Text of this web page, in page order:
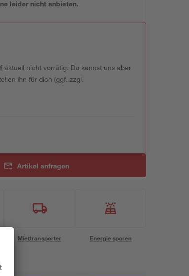
leider nicht anbieten.
aktuell nicht vorrätig. Du kannst uns aber
ihn für dich (ggf. zzgl.
Artikel anfragen
Miettransporter Energie sparen